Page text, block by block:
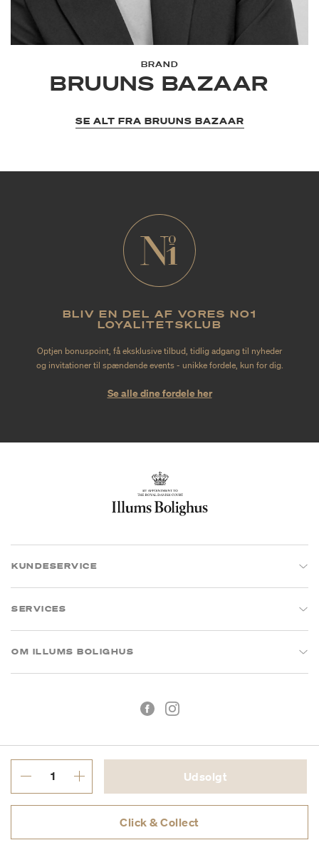
Udsolgt
Click & Collect
BRAND
BRUUNS BAZAAR
SE ALT FRA BRUUNS BAZAAR
BLIV EN DEL AF VORES NO1
LOYALITETSKLUB
Optjen bonuspoint, få eksklusive tilbud, tidlig adgang til nyheder
og invitationer til spændende events - unikke fordele, kun for dig.
Se alle dine fordele her
KUNDESERVICE
SERVICES
OM ILLUMS BOLIGHUS
CVR: 26573394